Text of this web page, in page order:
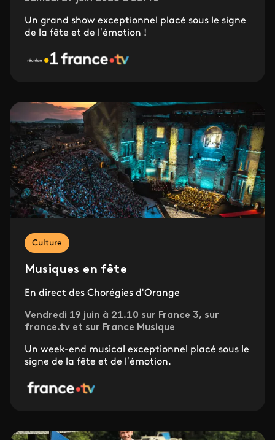
Un grand show exceptionnel placé sous le signe
de la fête et de l’émotion !
Culture
Musiques en fête
En direct des Chorégies d'Orange
Vendredi 19 juin à 21.10 sur France 3, sur
france.tv et sur France Musique
Un week-end musical exceptionnel placé sous le
signe de la fête et de l’émotion.